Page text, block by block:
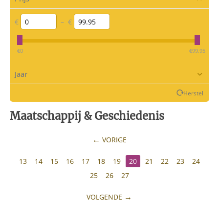
€ – €
‎€0 ‎€99.95
Jaar
Herstel
Maatschappij & Geschiedenis
VORIGE
13 14 15 16 17 18 19 20 21 22 23
24
25
26 27
VOLGENDE